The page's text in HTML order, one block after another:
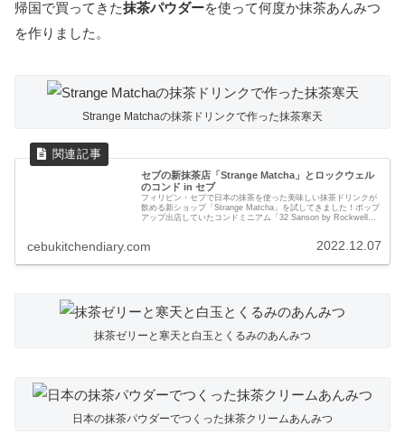
帰国で買ってきた抹茶パウダーを使って何度か抹茶あんみつ
を作りました。
Strange Matchaの抹茶ドリンクで作った抹茶寒天
セブの新抹茶店「Strange Matcha」とロックウェル
のコンド in セブ
フィリピン・セブで日本の抹茶を使った美味しい抹茶ドリンクが
飲める新ショップ「Strange Matcha」を試してきました！ポップ
アップ出店していたコンドミニアム「32 Sanson by Rockwell」
cebukitchendiary.com 2022.12.07
抹茶ゼリーと寒天と白玉とくるみのあんみつ
日本の抹茶パウダーでつくった抹茶クリームあんみつ